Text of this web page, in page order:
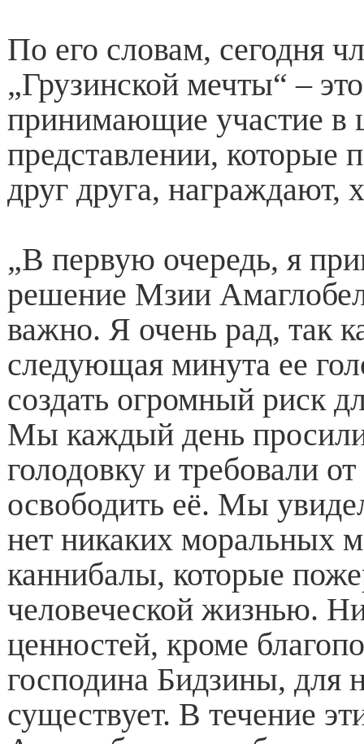
По его словам, сегодня
„Грузинской мечты“ –
принимающие участие в
представлении, которые
друг друга, награждают,
„В первую очередь, я
решение Мзии
важно. Я очень рад, так
следующая минута ее
создать огромный риск
Мы каждый день просили
голодовку и требовали от
освободить её. Мы
нет никаких моральных
каннибалы, которые
человеческой жизнью.
ценностей, кроме
господина Бидзины, для
существует. В течение